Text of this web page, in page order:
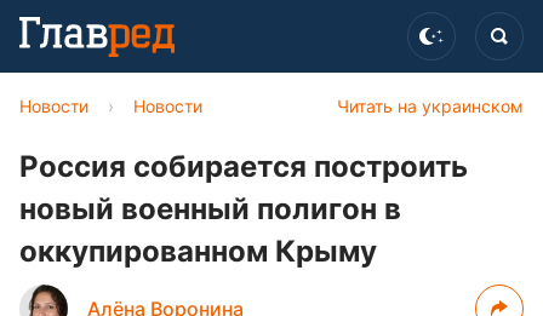
Читать на украинском
Новости › Новости
Россия собирается построить
новый военный полигон в
оккупированном Крыму
Алёна Воронина